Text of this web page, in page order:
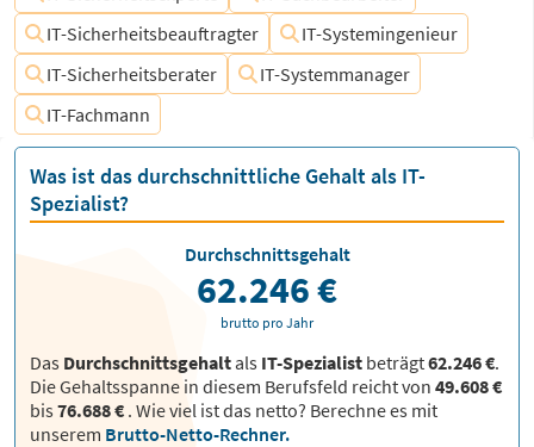
IT-Sicherheitsbeauftragter
IT-Systemingenieur
IT-Sicherheitsberater
IT-Systemmanager
IT-Fachmann
Was ist das durchschnittliche Gehalt als IT-
Spezialist?
Das Durchschnittsgehaltals IT-Spezialist beträgt62.246 €.
Die Gehaltsspanne in diesem Berufsfeld reicht von 49.608 €
bis76.688 € . Wie viel ist das netto? Berechne es mit
unserem Brutto-Netto-Rechner.
Durchschnittsgehalt
62.246 €
brutto pro Jahr